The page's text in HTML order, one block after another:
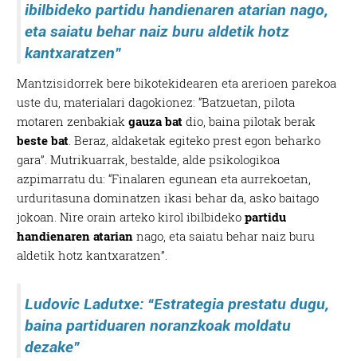
ibilbideko partidu handienaren atarian nago,
eta saiatu behar naiz buru aldetik hotz
kantxaratzen”
Mantzisidorrek bere bikotekidearen eta arerioen parekoa
uste du, materialari dagokionez: “Batzuetan, pilota
motaren zenbakiak gauza bat dio, baina pilotak berak
beste bat. Beraz, aldaketak egiteko prest egon beharko
gara”. Mutrikuarrak, bestalde, alde psikologikoa
azpimarratu du: “Finalaren egunean eta aurrekoetan,
urduritasuna dominatzen ikasi behar da, asko baitago
jokoan. Nire orain arteko kirol ibilbidekopartidu
handienaren atarian nago, eta saiatu behar naiz buru
aldetik hotz kantxaratzen”.
Ludovic Ladutxe: “Estrategia prestatu dugu,
baina partiduaren noranzkoak moldatu
dezake”